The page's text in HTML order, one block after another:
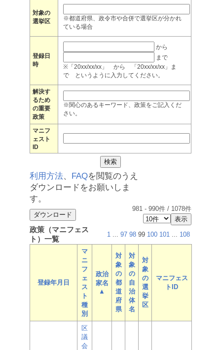
対象の
選挙区
※都道府県、政令市や合併で選挙区が分かれ
ている場合
登録日
時
から
まで
※「20xx/xx/xx」 から 「20xx/xx/xx」ま
で というように入力してください。
解決す
るため
の重要
政策
※関心のあるキーワード、政策をご記入くだ
さい。
マニフ
ェスト
ID
利用方法、 FAQを閲覧のうえ
ダウンロードをお願いしま
す。
981 - 990件 / 1078件
政策（マニフェス
ト）一覧
1 ... 97 98 99 100 101 ... 108
登録年月日
マ
ニ
フ
ェ
ス
ト
種
別
政治
家名
▲
対
象
の
都
道
府
県
対
象
の
自
治
体
名
対
象
の
選
挙
区
マニフェス
トID
区
議
会